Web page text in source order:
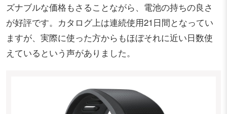
ズナブルな価格もさることながら、電池の持ちの良さ
が好評です。カタログ上は連続使用21日間となってい
ますが、実際に使った方からもほぼそれに近い日数使
えているという声がありました。